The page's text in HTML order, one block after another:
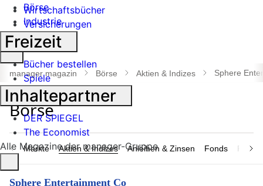
Börse
Industrie
Suche
öffnen
manager magazin Börse Aktien & Indizes Sphere
Märkte Aktien & Indizes Anleihen & Zinsen Fonds
Sphere Entertainment Co
Wirtschaftsbücher
Versicherungen
Freizeit
Bücher bestellen
Spiele
Inhaltepartner
DER SPIEGEL
The Economist
Alle Magazine der manager-Gruppe